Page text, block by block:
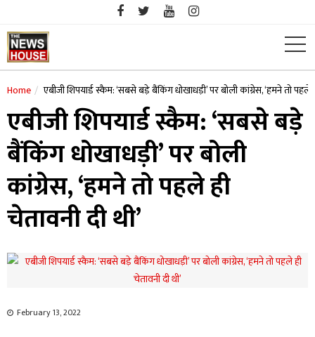
content
Home एबीजी शिपयार्ड स्कैम: ‘सबसे बड़े बैंकिंग धोखाधड़ी’ पर बोली कांग्रेस, ‘हमने तो पहले
एबीजी शिपयार्ड स्कैम: ‘सबसे बड़े
बैंकिंग धोखाधड़ी’ पर बोली
कांग्रेस, ‘हमने तो पहले ही
चेतावनी दी थी’
February 13, 2022